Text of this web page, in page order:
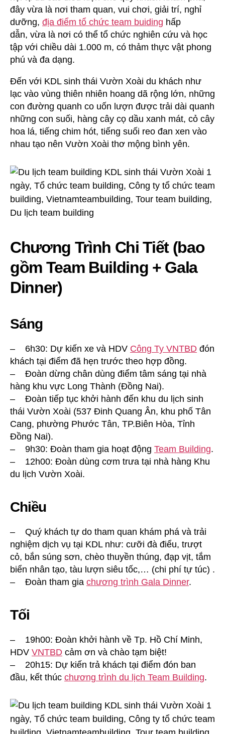
đây vừa là nơi tham quan, vui chơi, giải trí, nghỉ
dưỡng, địa điểm tổ chức team buiding hấp
dẫn, vừa là nơi có thể tổ chức nghiên cứu và học
tập với chiều dài 1.000 m, có thảm thực vật phong
phú và đa dạng.
Đến với KDL sinh thái Vườn Xoài du khách như
lạc vào vùng thiên nhiên hoang dã rộng lớn, những
con đường quanh co uốn lượn được trải dài quanh
những con suối, hàng cây cọ dầu xanh mát, cỏ cây
hoa lá, tiếng chim hót, tiếng suối reo đan xen vào
nhau tạo nên Vườn Xoài thơ mộng bình yên.
Chương Trình Chi Tiết (bao
gồm Team Building + Gala
Dinner)
Sáng
– 6h30: Dự kiến xe và HDV Công Ty VNTBD đón
khách tại điểm đã hẹn trước theo hợp đồng.
– Đoàn dừng chân dùng điểm tâm sáng tại nhà
hàng khu vực Long Thành (Đồng Nai).
– Đoàn tiếp tục khởi hành đến khu du lịch sinh
thái Vườn Xoài (537 Đinh Quang Ân, khu phố Tân
Cang, phường Phước Tân, TP.Biên Hòa, Tỉnh
Đồng Nai).
– 9h30: Đoàn tham gia hoạt động Team Building.
– 12h00: Đoàn dùng cơm trưa tại nhà hàng Khu
du lịch Vườn Xoài.
Chiều
– Quý khách tự do tham quan khám phá và trải
nghiệm dịch vụ tại KDL như: cưỡi đà điểu, trượt
cỏ, bắn súng sơn, chèo thuyền thúng, đạp vịt, tắm
biển nhân tạo, tàu lượn siêu tốc,… (chi phí tự túc) .
– Đoàn tham gia chương trình Gala Dinner.
Tối
– 19h00: Đoàn khởi hành về Tp. Hồ Chí Minh,
HDV VNTBD cảm ơn và chào tạm biệt!
– 20h15: Dự kiến trả khách tại điểm đón ban
đầu, kết thúc chương trình du lịch Team Building.